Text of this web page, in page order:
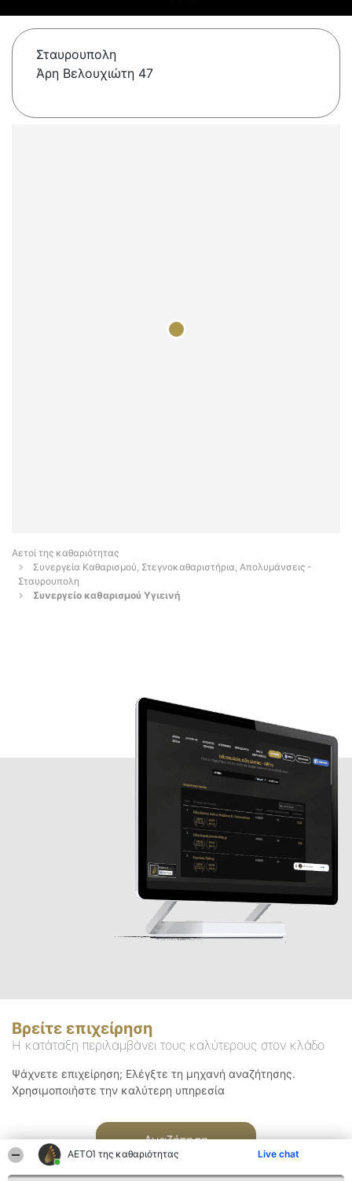
ΑΕΤΟΊ της καθαριότητας Live chat
Σταυρουπολη
Άρη Βελουχιώτη 47
Αετοί της καθαριότητας
Συνεργεία Καθαρισμού, Στεγνοκαθαριστήρια, Απολυμάνσεις -
Σταυρουπολη
Συνεργείο καθαρισμού Υγιεινή
Βρείτε επιχείρηση
Η κατάταξη περιλαμβάνει τους καλύτερους στον κλάδο
Ψάχνετε επιχείρηση; Ελέγξτε τη μηχανή αναζήτησης.
Χρησιμοποιήστε την καλύτερη υπηρεσία
Αναζήτηση